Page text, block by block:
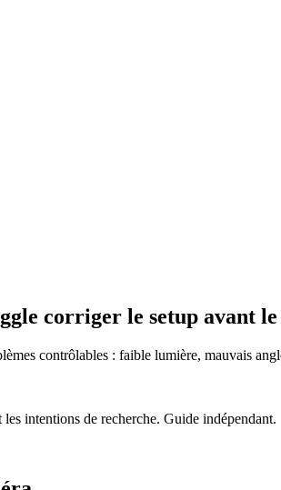
corriger le setup avant
contrôlables : faible lumière, mauvais
intentions de recherche. Guide indépendant.